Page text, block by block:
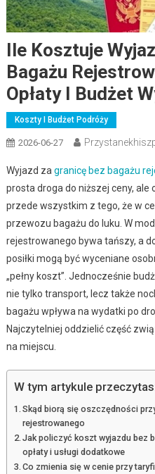
Ile Kosztuje
Bagażu
Opłaty I Budżet
Koszty I Budżet Podróży
2026-06-27
Wyjazd za granicę bez bagażu
prosta droga do niższej ceny,
przede wszystkim z tego, że w
przewozu bagażu do luku. W
rejestrowanego bywa tańszy, a
posiłki mogą być wyceniane
„pełny koszt”. Jednocześnie
nie tylko transport, lecz także
bagażu wpływa na wydatki po
Najczytelniej oddzielić część
na miejscu.
W tym artykule
Skąd biorą się oszczędności
rejestrowanego
Jak policzyć koszt wyjazdu bez
opłaty i usługi dodatkowe
Co zmienia się w cenie przy